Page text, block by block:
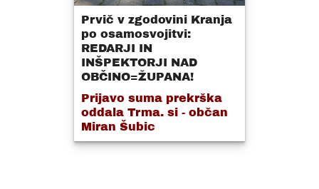
Prvič v zgodovini Kranja
po osamosvojitvi:
REDARJI IN
INŠPEKTORJI NAD
OBČINO=ŽUPANA!
Prijavo suma prekrška
oddala Trma. si - občan
Miran Šubic